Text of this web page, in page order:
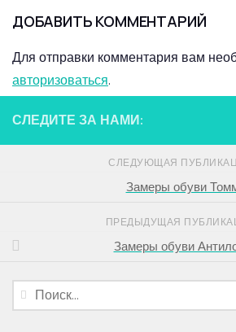
ДОБАВИТЬ КОММЕНТАРИЙ
Для отправки комментария вам
авторизоваться.
СЛЕДИТЕ ЗА НАМИ:
СЛЕДУЮЩАЯ
Замеры обуви
ПРЕДЫДУЩАЯ
Замеры обуви
Найти: